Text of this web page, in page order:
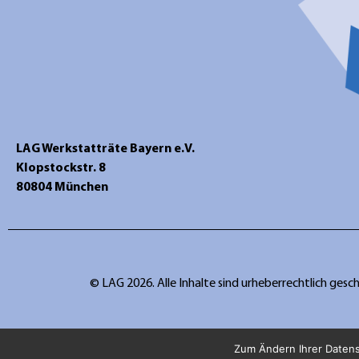
LAG Werkstatträte Bayern e.V.
Klopstockstr. 8
80804 München
© LAG 2026. Alle Inhalte sind urheberrechtlich
Diese Website
Zum Ändern Ihrer